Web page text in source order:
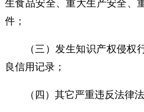
生食品安全、重大生产安全、
件；
（三）发生知识产权侵权
良信用记录；
（四）其它严重违反法律